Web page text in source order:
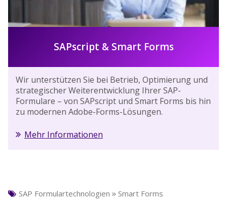
SAPscript & Smart Forms
Wir unterstützen Sie bei Betrieb, Optimierung und
strategischer Weiterentwicklung Ihrer SAP-
Formulare – von SAPscript und Smart Forms bis hin
zu modernen Adobe-Forms-Lösungen.
Mehr Informationen
SAP Formulartechnologien » Smart Forms